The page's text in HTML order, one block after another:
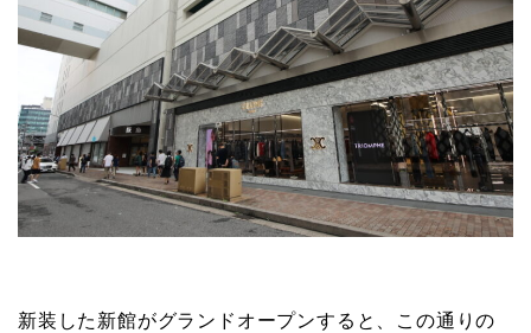
新装した新館がグランドオープンすると、この通りの